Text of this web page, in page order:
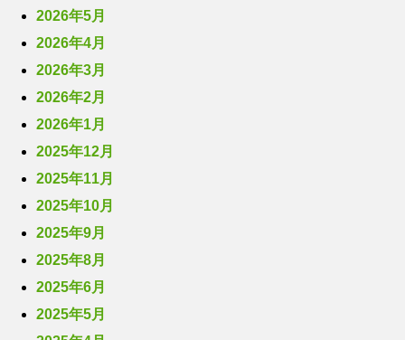
2026年5月
2026年4月
2026年3月
2026年2月
2026年1月
2025年12月
2025年11月
2025年10月
2025年9月
2025年8月
2025年6月
2025年5月